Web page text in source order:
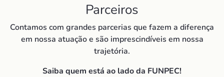
Parceiros
Contamos com grandes parcerias que fazem a diferença
em nossa atuação e são imprescindíveis em nossa
trajetória.
Saiba quem está ao lado da FUNPEC!